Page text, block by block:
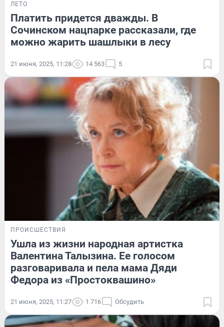
ЛЕТО
Платить придется дважды. В
Сочинском нацпарке рассказали, где
можно жарить шашлыки в лесу
21 июня, 2025, 11:28 14 563 5
ПРОИСШЕСТВИЯ
Ушла из жизни народная артистка
Валентина Талызина. Ее голосом
разговаривала и пела мама Дяди
Федора из «Простоквашино»
21 июня, 2025, 11:27 1 716 Обсудить